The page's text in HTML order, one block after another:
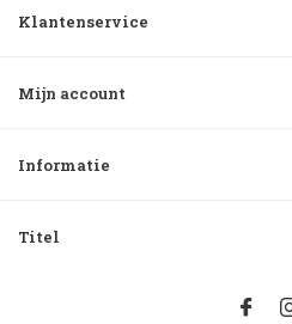
Klantenservice
Mijn account
Informatie
Titel